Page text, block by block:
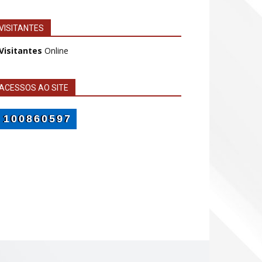
Online
AO SITE